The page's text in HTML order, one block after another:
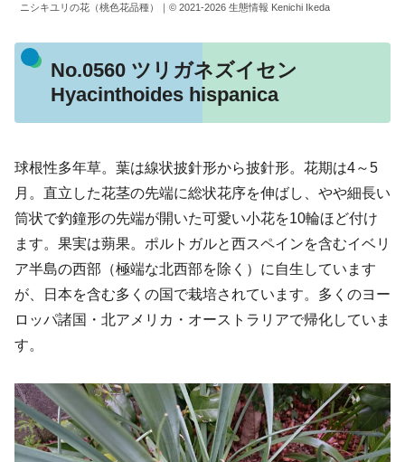
ニシキユリの花（桃色花品種）｜© 2021-2026 生態情報 Kenichi Ikeda
No.0560 ツリガネズイセン
Hyacinthoides hispanica
球根性多年草。葉は線状披針形から披針形。花期は4～5
月。直立した花茎の先端に総状花序を伸ばし、やや細長い
筒状で釣鐘形の先端が開いた可愛い小花を10輪ほど付け
ます。果実は蒴果。ポルトガルと西スペインを含むイベリ
ア半島の西部（極端な北西部を除く）に自生しています
が、日本を含む多くの国で栽培されています。多くのヨー
ロッパ諸国・北アメリカ・オーストラリアで帰化していま
す。